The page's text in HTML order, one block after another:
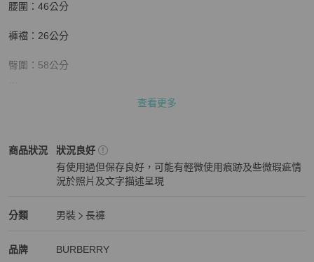
腰圍：46公分
褲襠：26公分
臀圍：58公分
褲長：105公分
👉顏色可能會因燈光、拍攝器材而有所色差，顏色皆以實品為主。
👉商品大多都只有一件，出貨前都會再檢查有無瑕疵，才會安排出
👉商品都有標記平量，平量誤差值為1-2公分為正常範圍，若很在意
查看更多
商品狀況
BURBERRY男裝商品狀態與細節
狀況良好
有使用過但保存良好，可能有輕微使用痕跡及些微瑕疵情
況於照片及文字描述呈現
分類
BURBERRY男裝分類資訊
男裝
長褲
品牌
BURBERRY精品男裝品牌介紹
BURBERRY
BURBERRY推薦清單